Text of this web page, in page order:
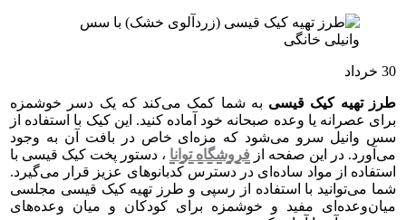
30 خرداد
طرز تهیه کیک قیسی به شما کمک می‌کند که یک دسر خوشمزه
برای عصرانه یا وعده صبحانه خود آماده کنید. این کیک با استفاده از
سس وانیل سرو می‌شود که مزه‌ای خاص در بافت آن به وجود
می‌آورد. در این صفحه از فروشگاه توانا ، دستور پخت کیک قیسی با
استفاده از مواد ساده‌ای در دسترس کدبانوهای عزیز قرار می‌گیرد.
شما می‌توانید با استفاده از رسپی و طرز تهیه کیک قیسی مجلسی
میان‌وعده‌ای مفید و خوشمزه برای کودکان و میان وعده‌های